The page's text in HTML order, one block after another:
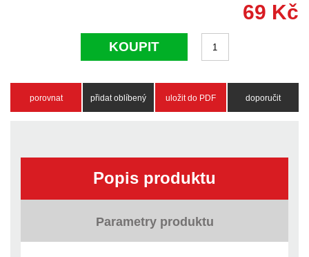
69 Kč
KOUPIT
porovnat přidat oblíbený uložit do PDF doporučit
Popis produktu
Parametry produktu